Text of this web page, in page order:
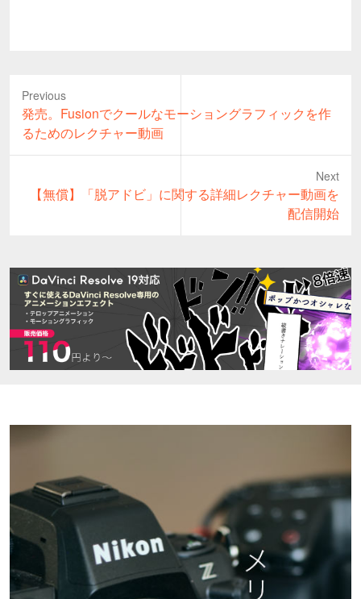
Previous
Previous
post:
発売。Fusionでクールなモーショングラフィックを作
るためのレクチャー動画
Next
Next【無償】「脱アドビ」に関する詳細レクチャー動画を
配信開始